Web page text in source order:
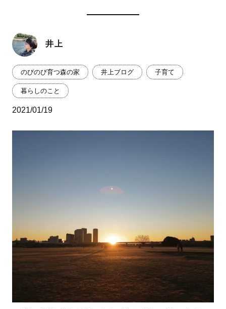
井上
のびのび育つ森の家 井上ブログ 子育て
暮らしのこと
2021/01/19